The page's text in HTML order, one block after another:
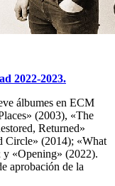
2022-2023.
álbumes en ECM
(2003), «The
Returned»
Circle» (2014); «What
y «Opening» (2022).
aprobación de la